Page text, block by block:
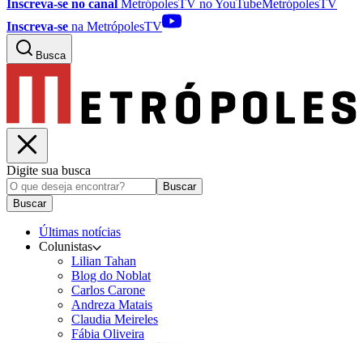
Inscreva-se no canal MetrópolesTV noYouTubeMetrópolesTV
Inscreva-se na MetrópolesTV
Busca
Digite sua busca
Buscar
Buscar
Últimas notícias
Colunistas
Lilian Tahan
Blog do Noblat
Carlos Carone
Andreza Matais
Claudia Meireles
Fábia Oliveira